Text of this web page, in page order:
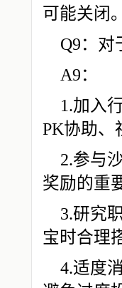
可能关闭
Q9：对
A9：
1.加入
PK协助、
2.参与
奖励的重
3.研究
宝时合理
4.适度